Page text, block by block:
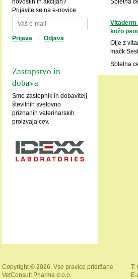
novostih in akcijah?
Prijavite se na e-novice.
Prijava Odjava
Zastopstvo in
dobava
Smo zastopnik in dobavitelj
številnih svetovno
priznanih veterinarskih
proizvajalcev.
Spletna
Vitaderm
kožo
Olje z
mačk
Spletna
Copyright © 2026, Vse pravice pridržane
VetConsult Pharma d.o.o.
T: